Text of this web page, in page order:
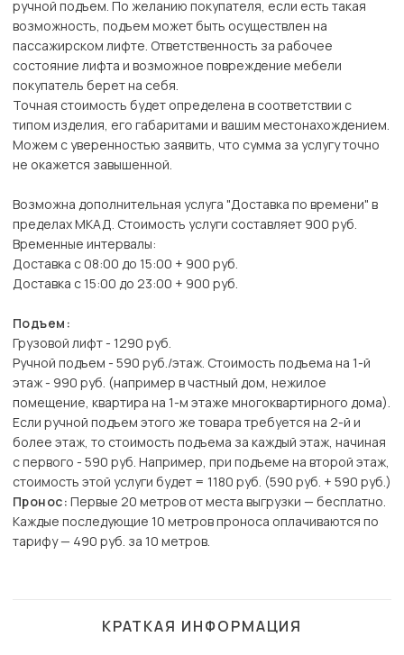
ручной подъем. По желанию покупателя, если есть такая
возможность, подъем может быть осуществлен на
пассажирском лифте. Ответственность за рабочее
состояние лифта и возможное повреждение мебели
покупатель берет на себя.
Точная стоимость будет определена в соответствии с
типом изделия, его габаритами и вашим местонахождением.
Можем с уверенностью заявить, что сумма за услугу точно
не окажется завышенной.
Возможна дополнительная услуга "Доставка по времени" в
пределах МКАД. Стоимость услуги составляет 900 руб.
Временные интервалы:
Доставка с 08:00 до 15:00 + 900 руб.
Доставка с 15:00 до 23:00 + 900 руб.
Подъем:
Грузовой лифт - 1290 руб.
Ручной подъем - 590 руб./этаж. Стоимость подъема на 1-й
этаж - 990 руб. (например в частный дом, нежилое
помещение, квартира на 1-м этаже многоквартирного дома).
Если ручной подъем этого же товара требуется на 2-й и
более этаж, то стоимость подъема за каждый этаж, начиная
с первого - 590 руб. Например, при подъеме на второй этаж,
стоимость этой услуги будет = 1180 руб. (590 руб. + 590 руб.)
Пронос: Первые 20 метров от места выгрузки — бесплатно.
Каждые последующие 10 метров проноса оплачиваются по
тарифу — 490 руб. за 10 метров.
КРАТКАЯ ИНФОРМАЦИЯ